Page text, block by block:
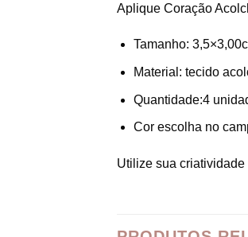
Aplique Coração
Tamanho:
Material: tecido
Quantidade:4
Cor escolha no
Utilize sua